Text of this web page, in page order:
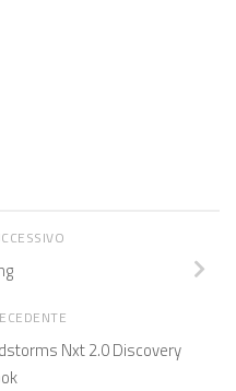
Nxt 2.0 Discovery